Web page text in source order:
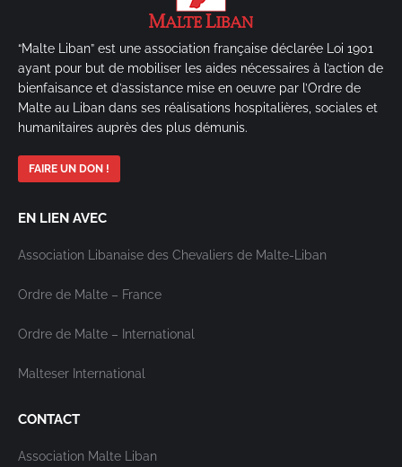
“Malte Liban” est une association française déclarée Loi 1901
ayant pour but de mobiliser les aides nécessaires à l’action de
bienfaisance et d’assistance mise en oeuvre par l’Ordre de
Malte au Liban dans ses réalisations hospitalières, sociales et
humanitaires auprès des plus démunis.
FAIRE UN DON !
EN LIEN AVEC
Association Libanaise des Chevaliers de Malte-Liban
Ordre de Malte – France
Ordre de Malte – International
Malteser International
CONTACT
Association Malte Liban